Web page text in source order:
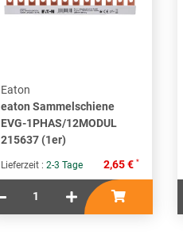
Eaton
eaton Sammelschiene
EVG-1PHAS/12MODUL
215637 (1er)
Lieferzeit : 2-3 Tage 2,65 € *